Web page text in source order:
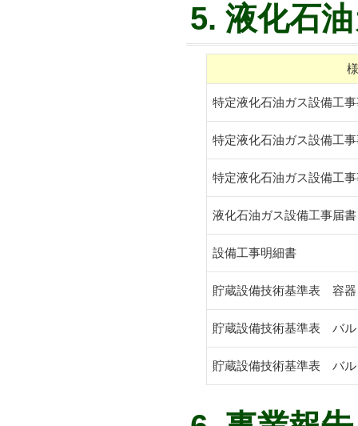
5. 液化石
特定液化石油ガス設備工
特定液化石油ガス設備工
特定液化石油ガス設備工
液化石油ガス設備工事届書
設備工事明細書
貯蔵設備技術基準表 容器
貯蔵設備技術基準表 バル
貯蔵設備技術基準表 バル